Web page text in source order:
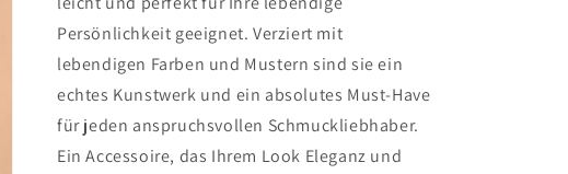
goldenen
Verzierungen
und
Kunstperlen
goldenen
Verzierungen
und
Persönlichkeit geeignet. Verziert mit
lebendigen Farben und Mustern sind sie ein
echtes Kunstwerk und ein absolutes Must-Have
für jeden anspruchsvollen Schmuckliebhaber.
Ein Accessoire, das Ihrem Look Eleganz und